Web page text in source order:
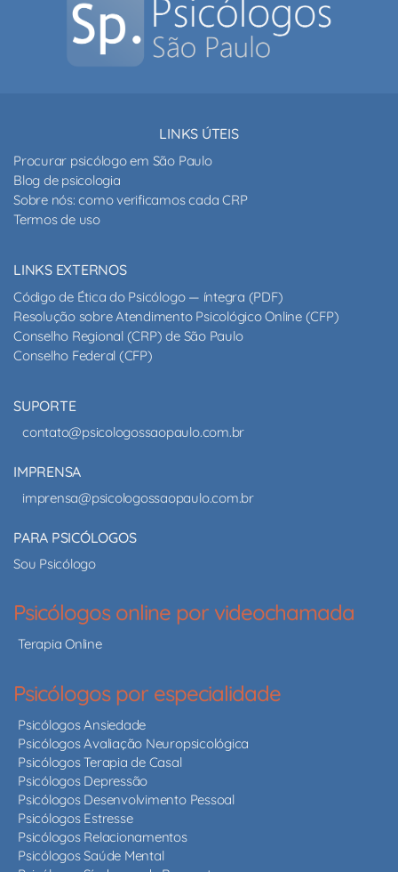
LINKS ÚTEIS
Procurar psicólogo em São Paulo
Blog de psicologia
Sobre nós: como verificamos cada CRP
Termos de uso
LINKS EXTERNOS
Código de Ética do Psicólogo — íntegra (PDF)
Resolução sobre Atendimento Psicológico Online (CFP)
Conselho Regional (CRP) de São Paulo
Conselho Federal (CFP)
SUPORTE
contato@psicologossaopaulo.com.br
IMPRENSA
imprensa@psicologossaopaulo.com.br
PARA PSICÓLOGOS
Sou Psicólogo
Psicólogos online por videochamada
Terapia Online
Psicólogos por especialidade
Psicólogos Ansiedade
Psicólogos Avaliação Neuropsicológica
Psicólogos Terapia de Casal
Psicólogos Depressão
Psicólogos Desenvolvimento Pessoal
Psicólogos Estresse
Psicólogos Relacionamentos
Psicólogos Saúde Mental